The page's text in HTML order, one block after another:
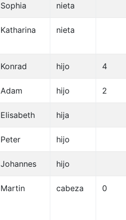
Sophia nieta
Katharina nieta
Konrad hijo 4
Adam hijo 2
Elisabeth hija
Peter hijo
Johannes hijo
Martin cabeza 0